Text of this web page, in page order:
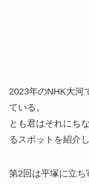
2023年のNHK大河
ている。
とも君はそれにち
るスポットを紹介し
第2回は平塚に立